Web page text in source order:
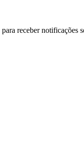
receber